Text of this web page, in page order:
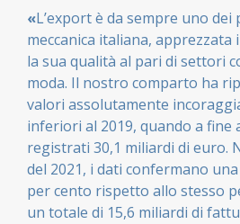
«L’export è da sempre uno
meccanica italiana,
la sua qualità al pari di settori
moda. Il nostro comparto ha
valori assolutamente
inferiori al 2019, quando a fine
registrati 30,1 miliardi di euro.
del 2021, i dati confermano
per cento rispetto allo stesso
un totale di 15,6 miliardi di